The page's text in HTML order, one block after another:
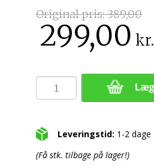
Original pris:389,00
299,00 kr.
Leveringstid: 1-2 dage
(Få stk. tilbage på lager!)